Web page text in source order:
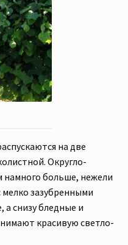
на две
Округло-
больше, нежели
мелко зазубренными
а снизу бледные и
красивую светло-